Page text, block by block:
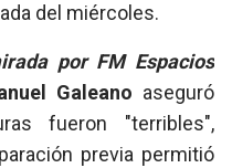
del miércoles.
por FM Espacios
Galeano aseguró
fueron "terribles",
previa permitió